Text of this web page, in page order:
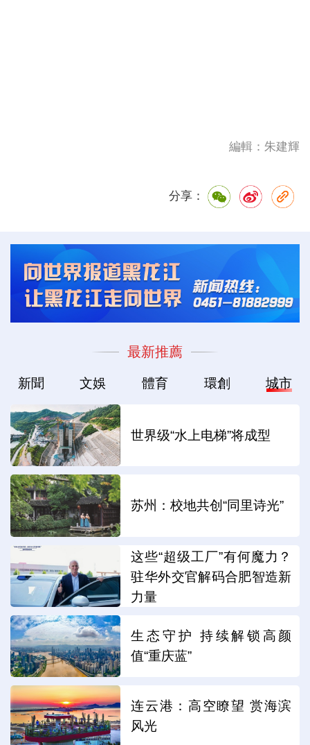
編輯：朱建輝
分享：
最新推薦
新聞 文娛 體育 環創 城市
世界级“水上电梯”将成型
苏州：校地共创“同里诗光”
这些“超级工厂”有何魔力？
驻华外交官解码合肥智造新
力量
生态守护 持续解锁高颜
值“重庆蓝”
连云港：高空瞭望 赏海滨
风光